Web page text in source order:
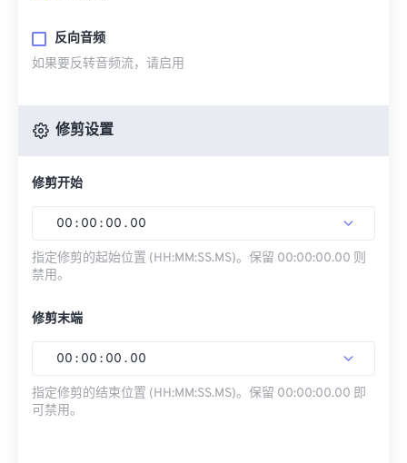
反向音频
如果要反转音频流，请启用
修剪设置
修剪开始
00 : 00 : 00 . 00
指定修剪的起始位置 (HH:MM:SS.MS)。保留 00:00:00.00 则
禁用。
修剪末端
00 : 00 : 00 . 00
指定修剪的结束位置 (HH:MM:SS.MS)。保留 00:00:00.00 即
可禁用。